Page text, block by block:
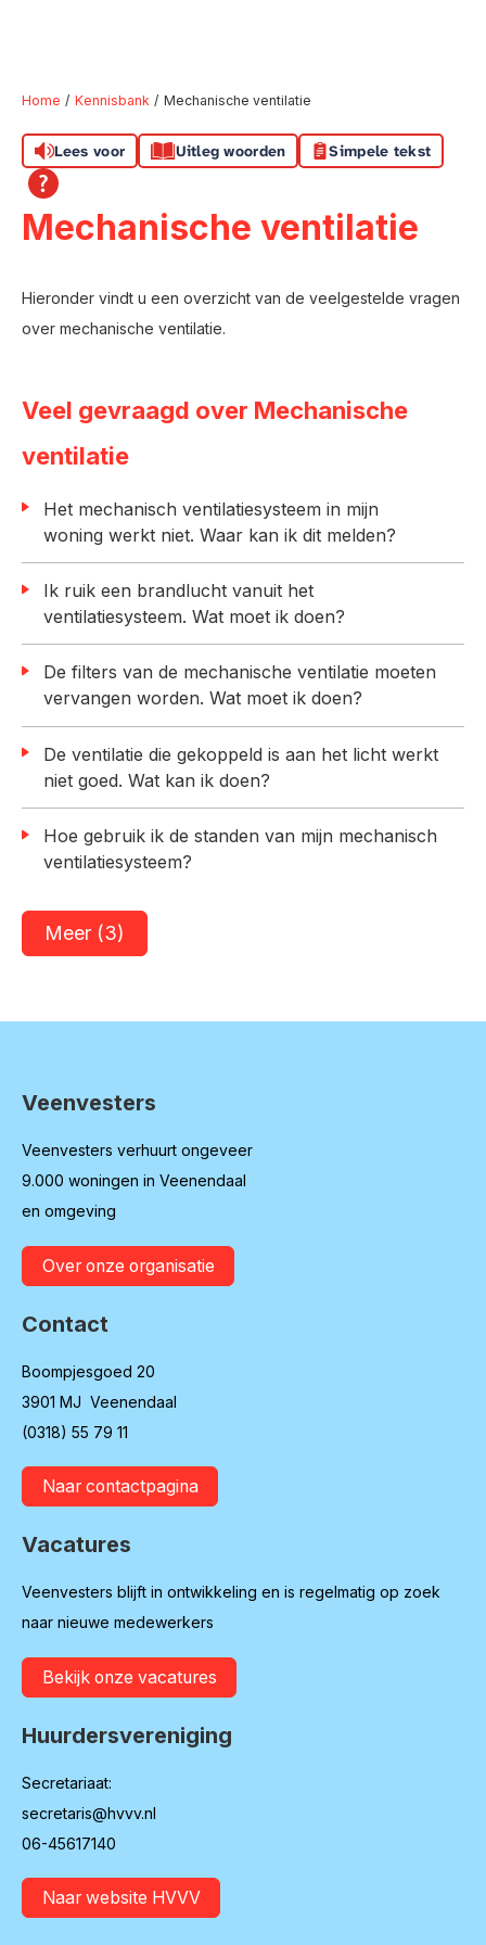
Naar hoofdinhoud
Naar hoofdnavigatiemenu
Naar zoeken
Home Kennisbank Mechanische ventilatie
Lees voor Uitleg woorden Simpele tekst
Mechanische ventilatie
Hieronder vindt u een overzicht van de veelgestelde vragen
over mechanische ventilatie.
Veel gevraagd over Mechanische
ventilatie
Het mechanisch ventilatiesysteem in mijn
woning werkt niet. Waar kan ik dit melden?
Ik ruik een brandlucht vanuit het
ventilatiesysteem. Wat moet ik doen?
De filters van de mechanische ventilatie moeten
vervangen worden. Wat moet ik doen?
De ventilatie die gekoppeld is aan het licht werkt
niet goed. Wat kan ik doen?
Hoe gebruik ik de standen van mijn mechanisch
ventilatiesysteem?
Meer (3)
Contactinformatie
Veenvesters
Veenvesters verhuurt ongeveer
9.000 woningen in Veenendaal
en omgeving
Over onze organisatie
Contact
Boompjesgoed 20
3901 MJ Veenendaal
(0318) 55 79 11
Naar contactpagina
Vacatures
Veenvesters blijft in ontwikkeling en is regelmatig op zoek
naar nieuwe medewerkers
Bekijk onze vacatures
Huurdersvereniging
Secretariaat:
secretaris@hvvv.nl
06-45617140
Naar website HVVV